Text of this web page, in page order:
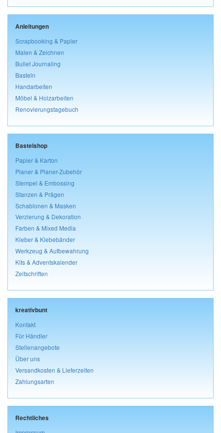
Anleitungen
Scrapbooking & Papier
Malen & Zeichnen
Bullet Journaling
Basteln
Handarbeiten
Möbel & Holzarbeiten
Renovierungstagebuch
Bastelshop
Papier & Karton
Planer & Planer-Zubehör
Stempel & Embossing
Stanzen & Prägen
Schablonen & Masken
Verzierung & Dekoration
Farben & Mixed Media
Kleber & Klebebänder
Werkzeug & Aufbewahrung
Kits & Adventskalender
Zeitschriften
kreativbunt
Kontakt
Für Händler
Stellenangebote
Über uns
Versandkosten & Lieferzeiten
Zahlungsarten
Rechtliches